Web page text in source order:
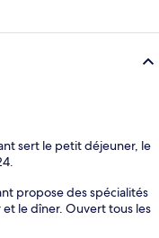
sert le petit déjeuner, le
propose des spécialités
le dîner. Ouvert tous les